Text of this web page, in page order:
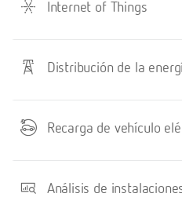
Internet of Things
Distribución de la
Recarga de vehículo
Análisis de